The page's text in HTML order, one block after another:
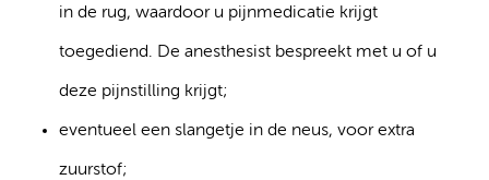
in de rug, waardoor u pijnmedicatie krijgt
toegediend. De anesthesist bespreekt met u of u
deze pijnstilling krijgt;
eventueel een slangetje in de neus, voor extra
zuurstof;